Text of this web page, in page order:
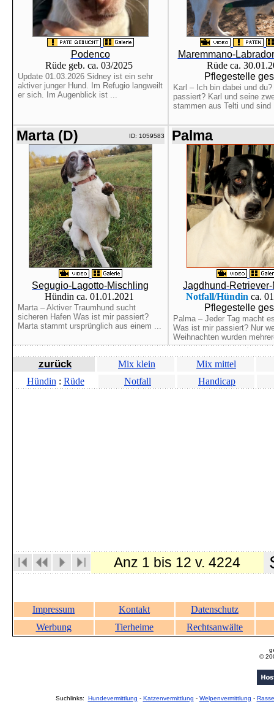
Podenco
Rüde geb. ca. 03/2025
Update 01.03.2026 Sidney ist ein sehr
aktiver junger Hund. Im Refugio langweilt
er sich. Im Augenblick ist ...
Maremmano-
Rüde ca.
Pflegestelle
Karl – Ich bin dabei und
passiert? Karl und seine
stammen aus Telti und sind
Marta (D) ID: 1059583
Segugio-Lagotto-Mischling
Hündin ca. 01.01.2021
Marta – Aktiver Traumhund sucht
sicheren Hafen Was ist mir passiert?
Marta stammt ursprünglich aus einem ...
Palma
Jagdhund-
Notfall/Hündin ca.
Pflegestelle
Palma – Jeder Tag macht
Was ist mir passiert? Nur
Weihnachten wurden
zurück Mix klein
Mix mittel
Hündin : Rüde Notfall Handicap
Anz 1 bis 12 v. 4224
Impressum Kontakt
Datenschutz
Werbung
Tierheime Rechtsanwälte
©
Suchlinks: Hundevermittlung - Katzenvermittlung - Welpenvermittlung -